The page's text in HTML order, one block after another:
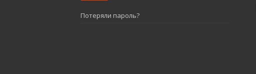
Потеряли пароль?